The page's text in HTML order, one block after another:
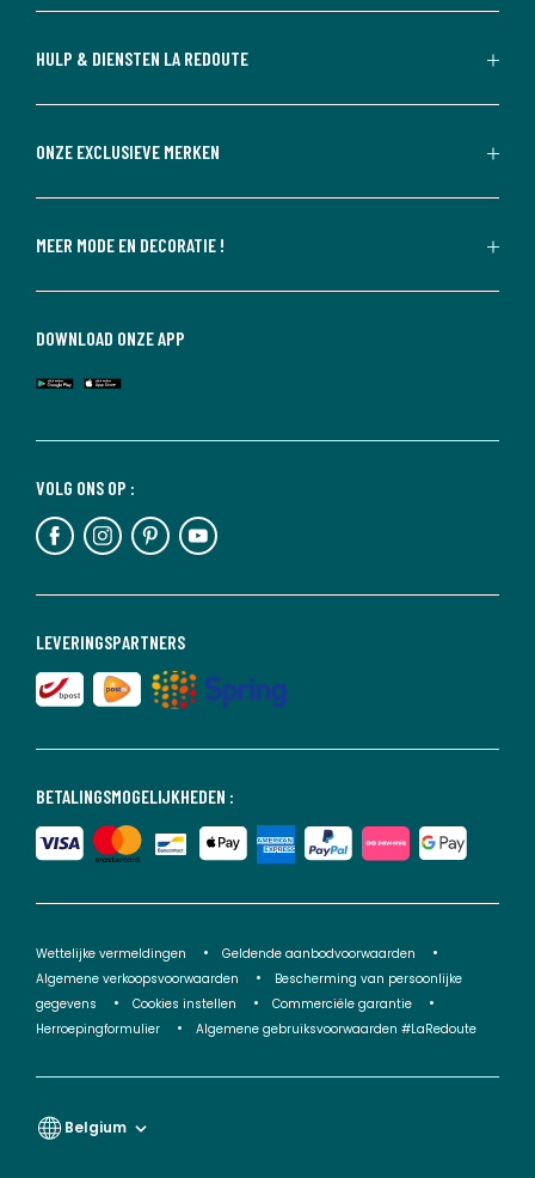
HULP & DIENSTEN LA REDOUTE
ONZE EXCLUSIEVE MERKEN
MEER MODE EN DECORATIE !
BETALINGSMOGELIJKHEDEN :
LEVERINGSPARTNERS
VOLG ONS OP :
DOWNLOAD ONZE APP
Wettelijke vermeldingen
Geldende aanbodvoorwaarden
Algemene verkoopsvoorwaarden
Bescherming van persoonlijke
gegevens
Cookies instellen
Commerciële garantie
Herroepingformulier
Algemene gebruiksvoorwaarden #LaRedoute
Belgium